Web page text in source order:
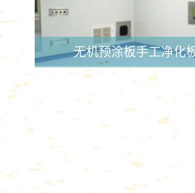
无机预涂板手工净化